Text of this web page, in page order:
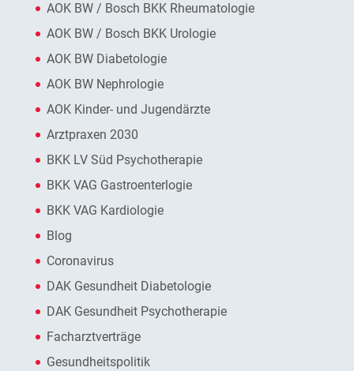
AOK BW / Bosch BKK Rheumatologie
AOK BW / Bosch BKK Urologie
AOK BW Diabetologie
AOK BW Nephrologie
AOK Kinder- und Jugendärzte
Arztpraxen 2030
BKK LV Süd Psychotherapie
BKK VAG Gastroenterlogie
BKK VAG Kardiologie
Blog
Coronavirus
DAK Gesundheit Diabetologie
DAK Gesundheit Psychotherapie
Facharztverträge
Gesundheitspolitik